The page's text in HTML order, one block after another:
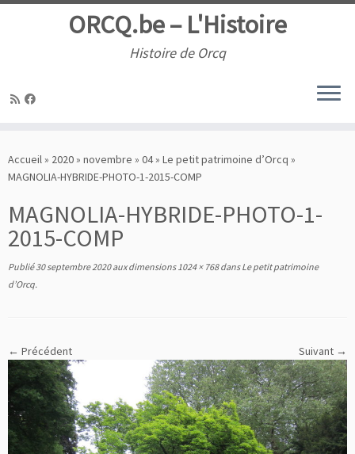
au
contenu
ORCQ.be – L'Histoire
Histoire de Orcq
Accueil» 2020» novembre » 04» Le petit patrimoine d’Orcq »
MAGNOLIA-HYBRIDE-PHOTO-1-2015-COMP
MAGNOLIA-HYBRIDE-PHOTO-1-
2015-COMP
Publié 30 septembre 2020aux dimensions1024 × 768dansLe petit patrimoine
d’Orcq.
← Précédent Suivant →